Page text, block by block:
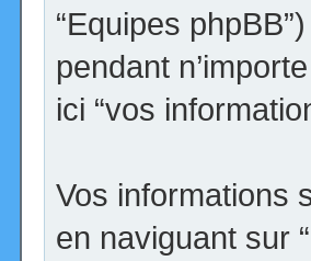
“Equipes
pendant
ici “vos
Vos informations
en naviguant sur